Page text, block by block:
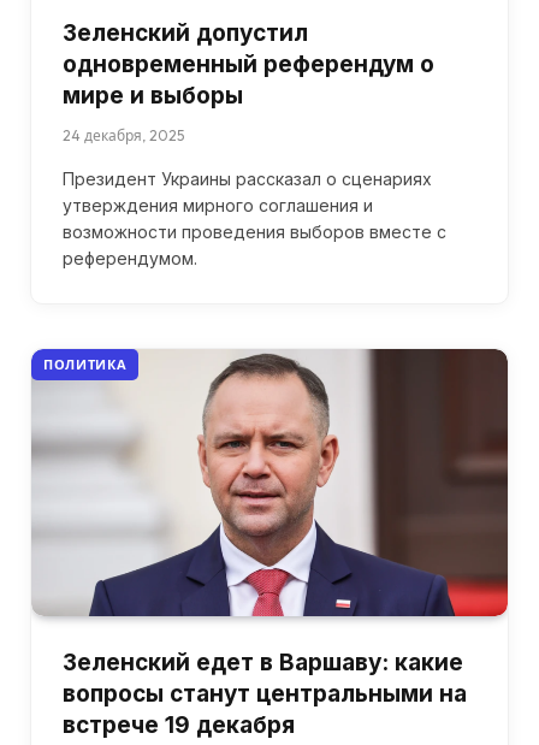
Зеленский допустил
одновременный референдум о
мире и выборы
24 декабря, 2025
Президент Украины рассказал о сценариях
утверждения мирного соглашения и
возможности проведения выборов вместе с
референдумом.
ПОЛИТИКА
Зеленский едет в Варшаву: какие
вопросы станут центральными на
встрече 19 декабря